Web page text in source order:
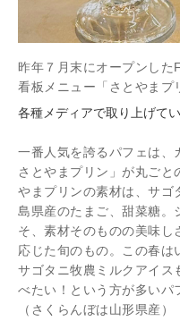
昨年７月末にオープンし
看板メニュー「さとやまプ
各種メディアで取り上げて
一番人気を誇るパフェは、
さとやまプリン」が丸ごと
やまプリンの素材は、サゴ
島県産のたまご、甜菜糖。
そ、素材そのものの美味し
応じた旬のもの。この春は
サゴタニ牧農ミルクアイス
べたい！という方が多いパ
（さくらんぼは山形県産）